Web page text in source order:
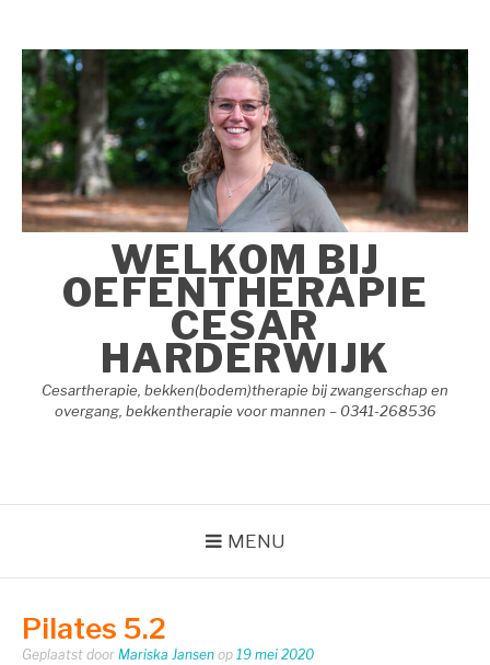
inhoud
springen
WELKOM BIJ
OEFENTHERAPIE
CESAR
HARDERWIJK
Cesartherapie, bekken(bodem)therapie bij zwangerschap en
overgang, bekkentherapie voor mannen – 0341-268536
MENU
Pilates 5.2
Geplaatst door Mariska Jansen op 19 mei 2020